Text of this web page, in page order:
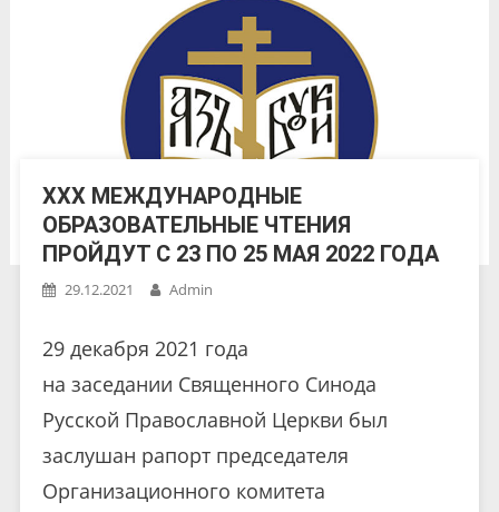
XXX МЕЖДУНАРОДНЫЕ
ОБРАЗОВАТЕЛЬНЫЕ ЧТЕНИЯ
ПРОЙДУТ С 23 ПО 25 МАЯ 2022 ГОДА
29.12.2021 Admin
29 декабря 2021 года
на заседании Священного Синода
Русской Православной Церкви был
заслушан рапорт председателя
Организационного комитета